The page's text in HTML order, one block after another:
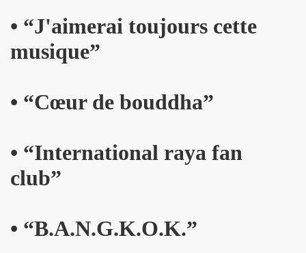
• “J'aimerai toujours cette
musique”
• “Cœur de bouddha”
• “International raya fan
club”
• “B.A.N.G.K.O.K.”
CLASH ("Radio Clash sur Paris") le 9 septembre
Duvall", "39 de fievre") dans "JUKE BOX MAGAZINE"
"39 de fievre") photographiee le 12 aout 2017 par
Tropical Berlin") le 2 decembre 2016 a l'Orange
DUVALL") le 25 novembre 2016 + les 23 et 24 fevrier